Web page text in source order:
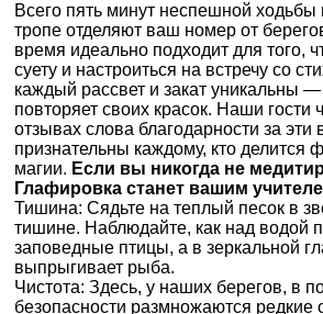
Всего пять минут неспешной
тропе отделяют ваш номер от
время идеально подходит для того,
суету и настроиться на встречу со
каждый рассвет и закат уникальны
повторяет своих красок. Наши гости
отзывах слова благодарности за
признательны каждому, кто делится
магии. Если вы никогда не
Глафировка станет вашим
Тишина: Сядьте на теплый песок в
тишине. Наблюдайте, как над водой
заповедные птицы, а в зеркальной
выпрыгивает рыба.
Чистота: Здесь, у наших берегов, в
безопасности размножаются редкие